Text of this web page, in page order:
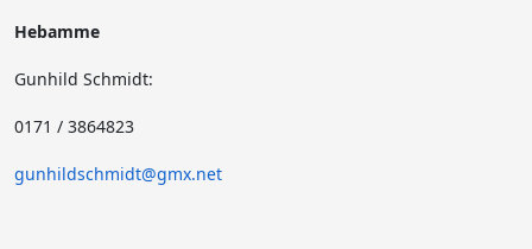
Hebamme
Gunhild Schmidt:
0171 / 3864823
gunhildschmidt@gmx.net